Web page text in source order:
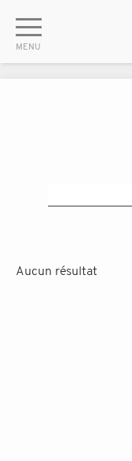
Aucun résultat